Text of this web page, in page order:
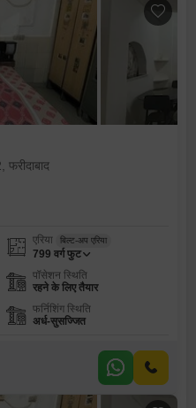
एरिया बिल्ट-अप एरिया
799 वर्ग फुट
पॉसेशन स्थिति
रहने के लिए तैयार
फर्निशिंग स्थिति
अर्ध-सुसज्जित